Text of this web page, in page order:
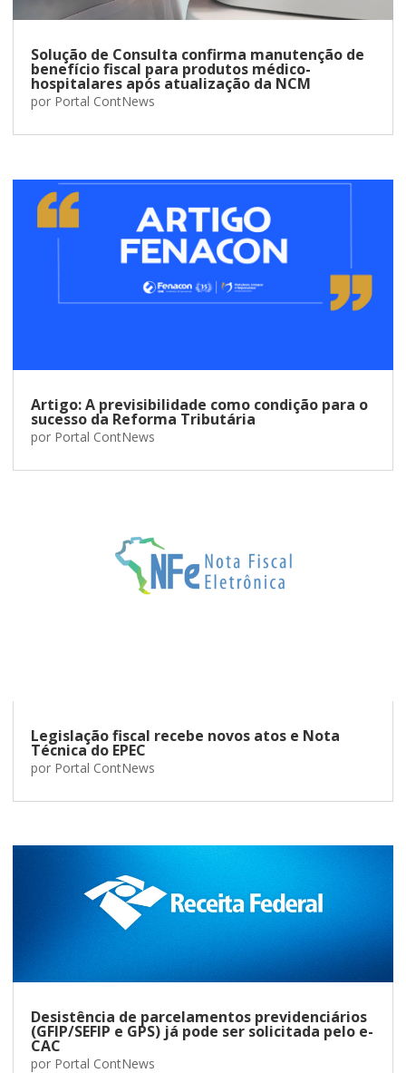
Solução de Consulta confirma manutenção de
benefício fiscal para produtos médico-
hospitalares após atualização da NCM
por Portal ContNews
Artigo: A previsibilidade como condição para o
sucesso da Reforma Tributária
por Portal ContNews
Legislação fiscal recebe novos atos e Nota
Técnica do EPEC
por Portal ContNews
Desistência de parcelamentos previdenciários
(GFIP/SEFIP e GPS) já pode ser solicitada pelo e-
CAC
por Portal ContNews